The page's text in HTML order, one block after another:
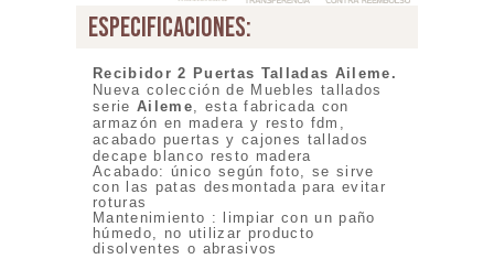
especificaciones:
Recibidor 2 Puertas Talladas Aileme .
Nueva colección de Muebles tallados
serie Aileme, esta fabricada con
armazón en madera y resto fdm,
acabado puertas y cajones tallados
decape blanco resto madera
Acabado: único según foto, se sirve
con las patas desmontada para evitar
roturas
Mantenimiento : limpiar con un paño
húmedo, no utilizar producto
disolventes o abrasivos